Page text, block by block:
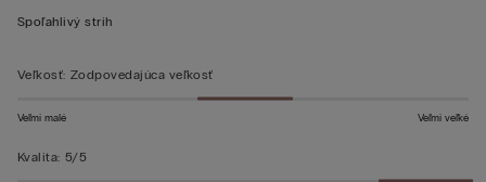
z 5
Spoľahlivý strih
Veľkosť: Zodpovedajúca veľkosť
Veľmi malé Veľmi veľké
Kvalita: 5/5